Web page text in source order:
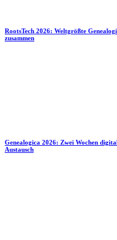
RootsTech 2026: Weltgrößte
zusammen
Genealogica 2026: Zwei Wochen
Austausch